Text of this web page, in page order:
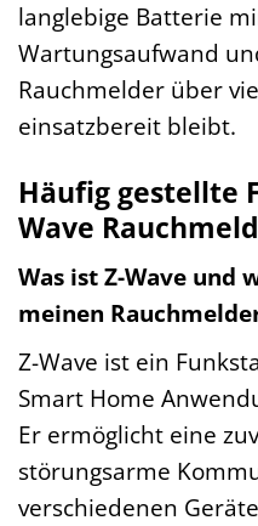
langlebige Batterie
Wartungsaufwand
Rauchmelder über
einsatzbereit bleibt.
Häufig gestellte
Wave
Was ist Z-Wave und
meinen
Z-Wave ist ein
Smart Home
Er ermöglicht eine
störungsarme
verschiedenen